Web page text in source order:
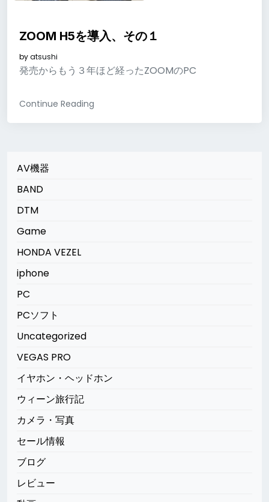
ZOOM H5を導入、その１
byatsushi
発売からもう３年ほど経ったZOOMのPC
Continue Reading
AV機器
BAND
DTM
Game
HONDA VEZEL
iphone
PC
PCソフト
Uncategorized
VEGAS PRO
イヤホン・ヘッドホン
ウィーン旅行記
カメラ・写真
セール情報
ブログ
レビュー